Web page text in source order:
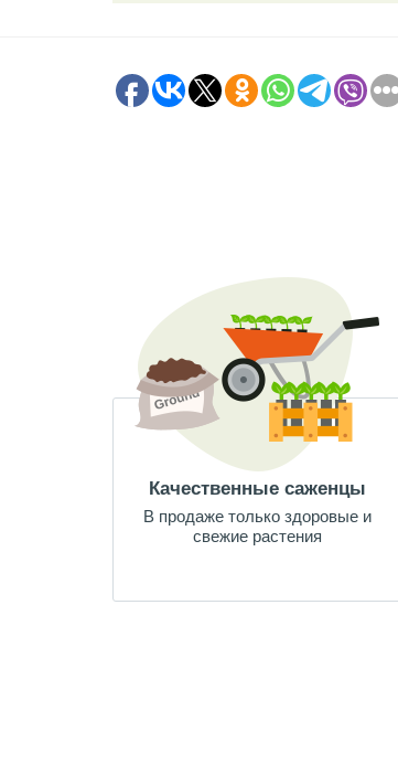
Качественные саженцы
В продаже только здоровые и
свежие растения